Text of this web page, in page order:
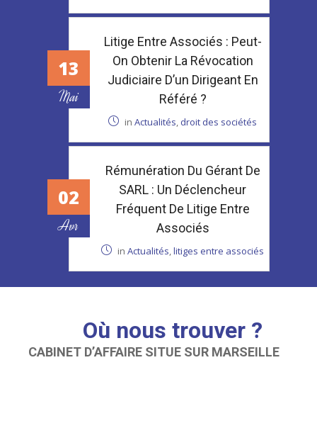
13
Mai
Litige Entre Associés : Peut-
On Obtenir La Révocation
Judiciaire D’un Dirigeant En
Référé ?
in Actualités droit des sociétés
02
Avr
Rémunération Du Gérant De
SARL : Un Déclencheur
Fréquent De Litige Entre
Associés
in Actualités litiges entre associés
Où nous trouver ?
CABINET D’AFFAIRE SITUE SUR MARSEILLE